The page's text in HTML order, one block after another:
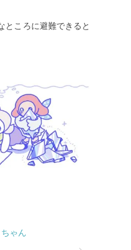
ころに避難できると
ゃん